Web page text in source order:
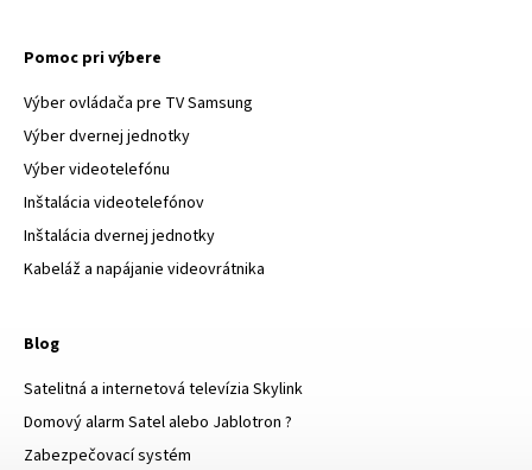
Pomoc pri výbere
Výber ovládača pre TV Samsung
Výber dvernej jednotky
Výber videotelefónu
Inštalácia videotelefónov
Inštalácia dvernej jednotky
Kabeláž a napájanie videovrátnika
Blog
Satelitná a internetová televízia Skylink
Domový alarm Satel alebo Jablotron ?
Zabezpečovací systém